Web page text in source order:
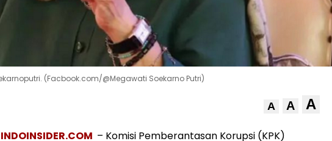
(Facbook.com/@Megawati Soekarno Putri)
A A A
INDOINSIDER.COM – Komisi Pemberantasan Korupsi (KPK)